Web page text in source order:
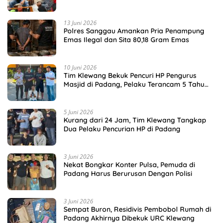
13 Juni 2026
Polres Sanggau Amankan Pria Penampung
Emas Ilegal dan Sita 80,18 Gram Emas
10 Juni 2026
Tim Klewang Bekuk Pencuri HP Pengurus
Masjid di Padang, Pelaku Terancam 5 Tahun
5 Juni 2026
Kurang dari 24 Jam, Tim Klewang Tangkap
Dua Pelaku Pencurian HP di Padang
3 Juni 2026
Nekat Bongkar Konter Pulsa, Pemuda di
Padang Harus Berurusan Dengan Polisi
3 Juni 2026
Sempat Buron, Residivis Pembobol Rumah di
Padang Akhirnya Dibekuk URC Klewang